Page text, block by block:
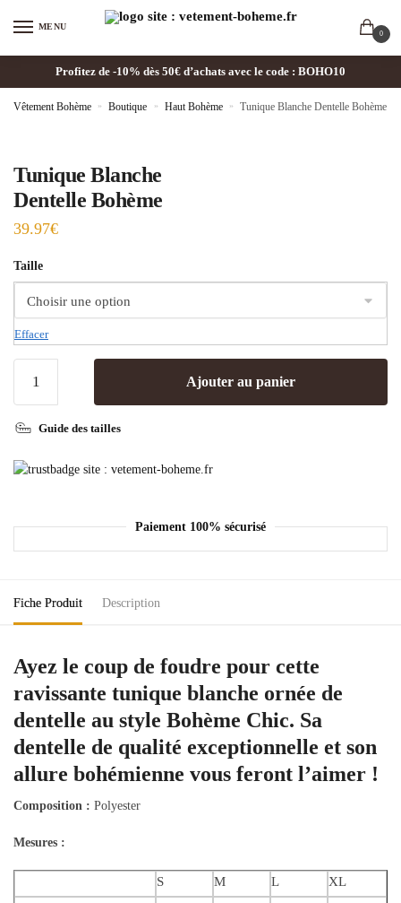
MENU
0
Profitez de -10% dès 50€ d’achats avec le code : BOHO10
Vêtement Bohème » Boutique » Haut Bohème » Tunique Blanche Dentelle Bohème
Tunique Blanche
Dentelle Bohème
39.97€
Taille
Effacer
Ajouter au panier
Guide des tailles
Paiement 100% sécurisé
Fiche Produit Description
Ayez le coup de foudre pour cette
ravissante tunique blanche ornée de
dentelle au style Bohème Chic. Sa
dentelle de qualité exceptionnelle et son
allure bohémienne vous feront l’aimer !
Composition : Polyester
Mesures :
S M L XL